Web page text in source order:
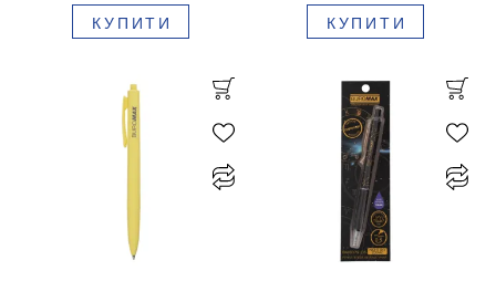
КУПИТИ КУПИТИ